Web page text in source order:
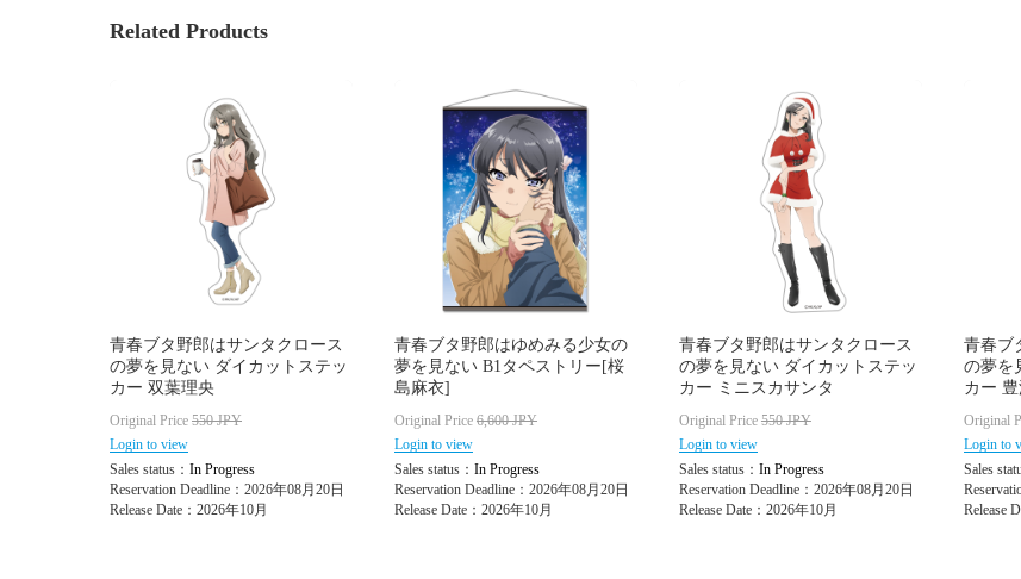
Related Products
青春ブタ野郎はサンタクロース
の夢を見ない ダイカットステッ
カー 双葉理央
Original Price 550JPY
Login to view
Sales status： In Progress
Reservation Deadline：2026年08月20日
Release Date：2026年10月
青春ブタ野郎はゆめみる少女の
夢を見ない B1タペストリー[桜
島麻衣]
Original Price 6,600JPY
Login to view
Sales status： In Progress
Reservation Deadline：2026年08月20日
Release Date：2026年10月
青春ブタ野郎はサンタクロース
の夢を見ない ダイカットステッ
カー ミニスカサンタ
Original Price 550JPY
Login to view
Sales status： In Progress
Reservation Deadline：2026年08月20日
Release Date：2026年10月
青春ブ
の夢を
カー
Original
Login to
Sales
Release